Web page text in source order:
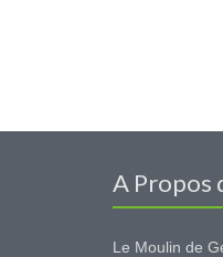
A Propos
Le Moulin de